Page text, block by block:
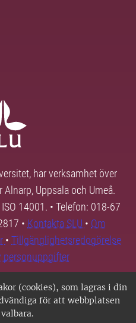
(cookies), som lagras i din
för att webbplatsen
har verksamhet över
Alnarp, Uppsala och Umeå.
14001. • Telefon: 018-67
• Kontakta SLU • Om
• Tillgänglighetsredogörelse
personuppgifter